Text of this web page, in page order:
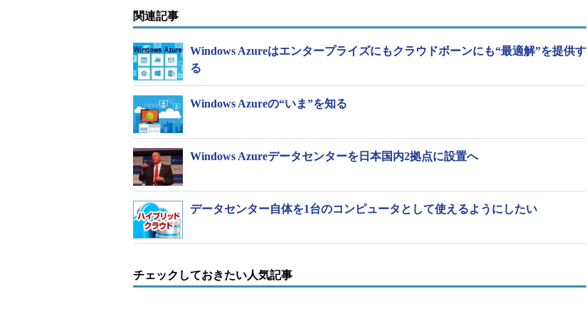
された。
「これまでも“ぜひ日本にDCを”という顧客の声は多かった」（樋口社長）
関連記事
Windows Azureはエンタープライズにもクラウドボーンにも“最適解”を提供す
る
Windows Azureの“いま”を知る
Windows Azureデータセンターを日本国内2拠点に設置へ
データセンター自体を1台のコンピュータとして使えるようにしたい
チェックしておきたい人気記事